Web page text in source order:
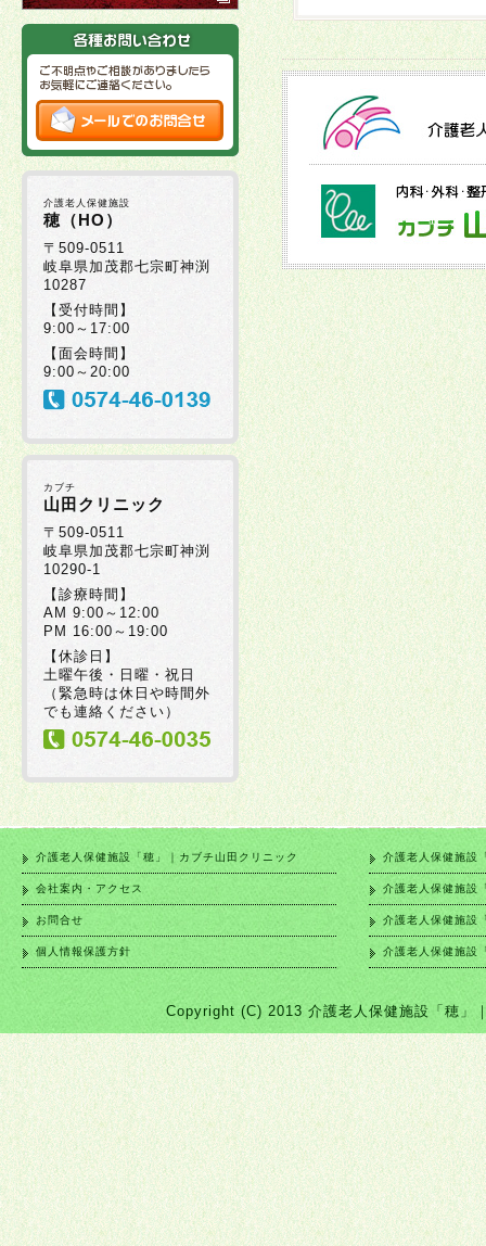
2025年09月01日
2025年08月29日
2025年08月05日
2025年07月30日
2025年07月08日
2025年07月08日
2025年06月20日
2025年06月19日
2025年06月17日 6
2025年06月05日
介護老人保健施設
穂（HO）
〒509-0511
岐阜県加茂郡七宗町神渕
10287
【受付時間】
9:00～17:00
【面会時間】
9:00～20:00
カブチ
山田クリニック
〒509-0511
岐阜県加茂郡七宗町神渕
10290-1
【診療時間】
AM 9:00～12:00
PM 16:00～19:00
【休診日】
土曜午後・日曜・祝日
（緊急時は休日や時間外
でも連絡ください）
介護老人保健施設「穂」｜カブチ山田クリニック
会社案内・アクセス
お問合せ
個人情報保護方針
介護老人保健施設
介護老人保健施設
介護老人保健施設
介護老人保健施設
Copyright (C) 2013 介護老人保健施設「穂